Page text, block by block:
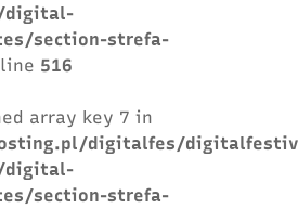
digital-
section-strefa-
516
array key 7 in
digitalfes/
digital-
section-strefa-